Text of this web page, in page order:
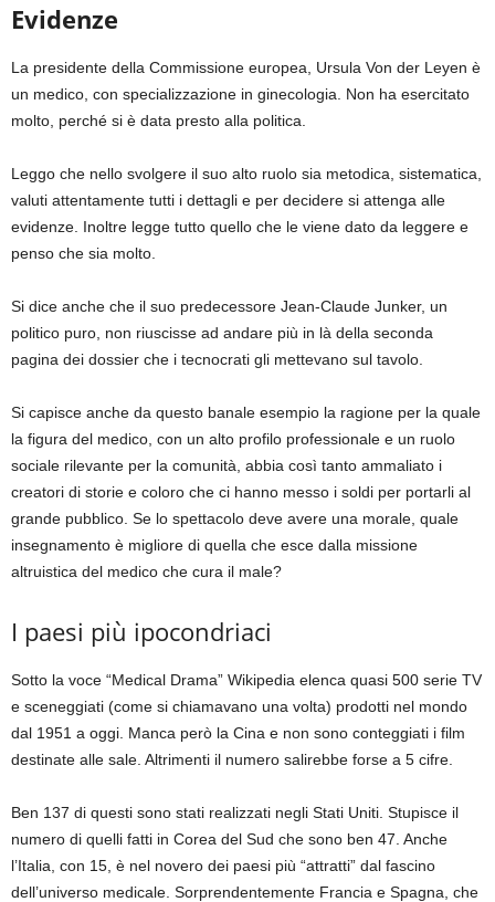
Evidenze
La presidente della Commissione europea, Ursula Von der Leyen è
un medico, con specializzazione in ginecologia. Non ha esercitato
molto, perché si è data presto alla politica.
Leggo che nello svolgere il suo alto ruolo sia metodica, sistematica,
valuti attentamente tutti i dettagli e per decidere si attenga alle
evidenze. Inoltre legge tutto quello che le viene dato da leggere e
penso che sia molto.
Si dice anche che il suo predecessore Jean-Claude Junker, un
politico puro, non riuscisse ad andare più in là della seconda
pagina dei dossier che i tecnocrati gli mettevano sul tavolo.
Si capisce anche da questo banale esempio la ragione per la quale
la figura del medico, con un alto profilo professionale e un ruolo
sociale rilevante per la comunità, abbia così tanto ammaliato i
creatori di storie e coloro che ci hanno messo i soldi per portarli al
grande pubblico. Se lo spettacolo deve avere una morale, quale
insegnamento è migliore di quella che esce dalla missione
altruistica del medico che cura il male?
I paesi più ipocondriaci
Sotto la voce “Medical Drama” Wikipedia elenca quasi 500 serie TV
e sceneggiati (come si chiamavano una volta) prodotti nel mondo
dal 1951 a oggi. Manca però la Cina e non sono conteggiati i film
destinate alle sale. Altrimenti il numero salirebbe forse a 5 cifre.
Ben 137 di questi sono stati realizzati negli Stati Uniti. Stupisce il
numero di quelli fatti in Corea del Sud che sono ben 47. Anche
l’Italia, con 15, è nel novero dei paesi più “attratti” dal fascino
dell’universo medicale. Sorprendentemente Francia e Spagna, che